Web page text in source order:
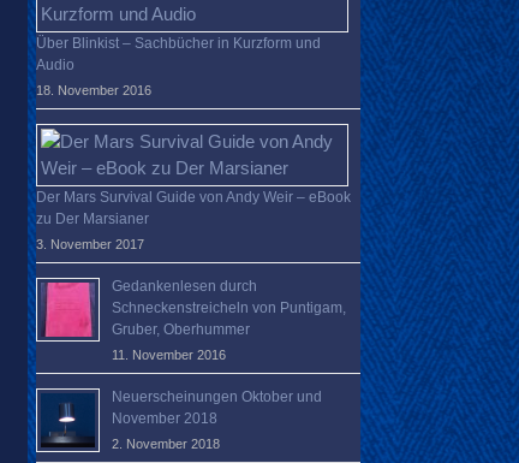
Über Blinkist – Sachbücher in Kurzform und
Audio
18. November 2016
Der Mars Survival Guide von Andy Weir – eBook
zu Der Marsianer
3. November 2017
Gedankenlesen durch
Schneckenstreicheln von Puntigam,
Gruber, Oberhummer
11. November 2016
Neuerscheinungen Oktober und
November 2018
2. November 2018